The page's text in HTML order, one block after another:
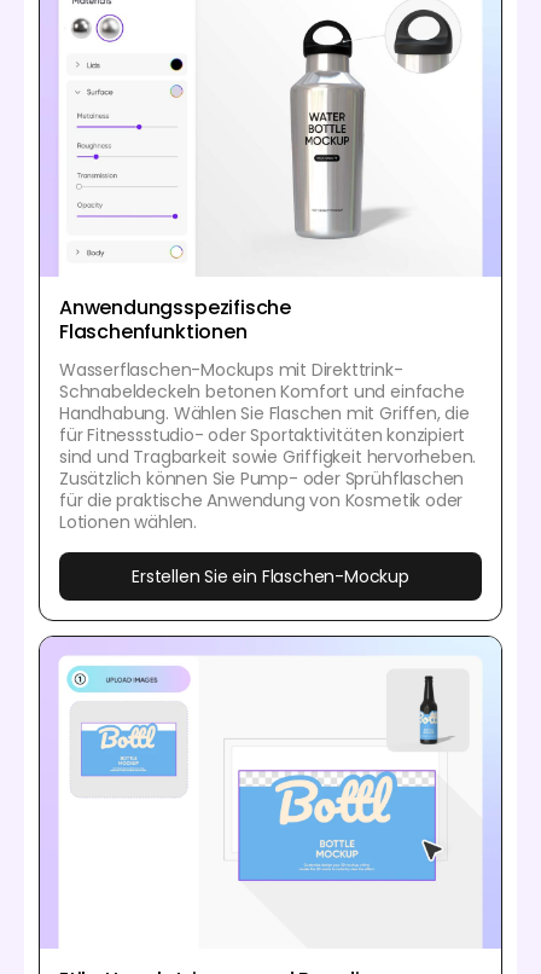
Anwendungsspezifische
Flaschenfunktionen
Wasserflaschen-Mockups mit Direkttrink-
Schnabeldeckeln betonen Komfort und einfache
Handhabung. Wählen Sie Flaschen mit Griffen, die
für Fitnessstudio- oder Sportaktivitäten konzipiert
sind und Tragbarkeit sowie Griffigkeit hervorheben.
Zusätzlich können Sie Pump- oder Sprühflaschen
für die praktische Anwendung von Kosmetik oder
Lotionen wählen.
Erstellen Sie ein Flaschen-Mockup